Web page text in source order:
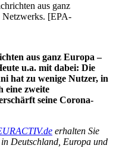
aus ganz
[EPA-
aus ganz Europa –
u.a. mit dabei: Die
hat zu wenige Nutzer, in
eine zweite
seine Corona-
erhalten Sie
Deutschland, Europa und